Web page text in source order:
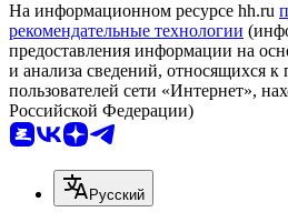
На информационном ресурсе hh.ru
рекомендательные технологии
предоставления информации на
и анализа сведений, относящихся к
пользователей сети «Интернет»,
Российской Федерации)
Русский